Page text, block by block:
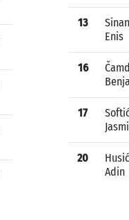
13
Enis
16
17
20
Husić
Adin